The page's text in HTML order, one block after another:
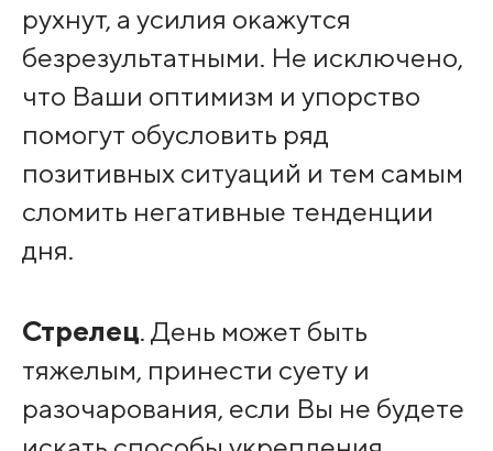
рухнут, а усилия окажутся
безрезультатными. Не исключено,
что Ваши оптимизм и упорство
помогут обусловить ряд
позитивных ситуаций и тем самым
сломить негативные тенденции
дня.
Стрелец. День может быть
тяжелым, принести суету и
разочарования, если Вы не будете